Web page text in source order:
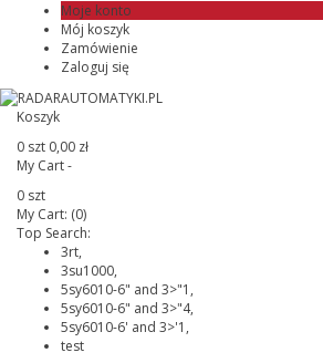
Moje konto
Mój koszyk
Zamówienie
Zaloguj się
Koszyk
0 szt 0,00 zł
My Cart -
0 szt
My Cart: (0)
Top Search:
3rt,
3su1000,
5sy6010-6" and 3>"1,
5sy6010-6" and 3>"4,
5sy6010-6' and 3>'1,
test